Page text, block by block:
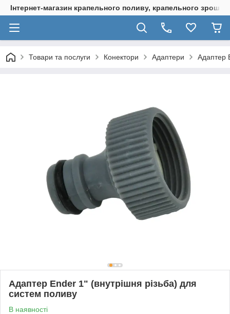
Інтернет-магазин крапельного поливу, крапельного
Товари та послуги Конектори Адаптери Адаптер
Адаптер Ender 1" (внутрішня різьба) для
систем поливу
В наявності